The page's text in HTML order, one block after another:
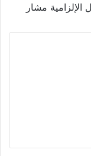
الإلزامية مشار